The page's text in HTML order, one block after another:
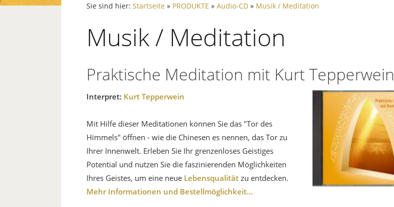
Sie sind hier: Startseite » PRODUKTE » Audio-CD » Musik / Meditation
Musik / Meditation
Praktische Meditation mit Kurt Tepperwein
Interpret: Kurt Tepperwein
Mit Hilfe dieser Meditationen können Sie das "Tor des
Himmels" öffnen - wie die Chinesen es nennen, das Tor zu
Ihrer Innenwelt. Erleben Sie Ihr grenzenloses Geistiges
Potential und nutzen Sie die faszinierenden Möglichkeiten
Ihres Geistes, um eine neue Lebensqualität zu entdecken.
Mehr Informationen und Bestellmöglichkeit...